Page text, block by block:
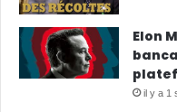
Elon
il y a 1